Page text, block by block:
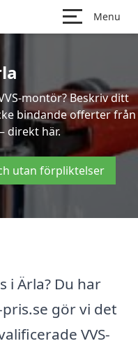
Menu
montör? Beskriv ditt
bindande offerter från
direkt här.
utan förpliktelser
i Ärla? Du har
gör vi det
VVS-